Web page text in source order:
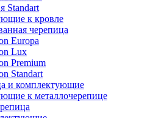
Standart
к кровле
черепица
Europa
Lux
Premium
Standart
и комплектующие
к металлочерепице